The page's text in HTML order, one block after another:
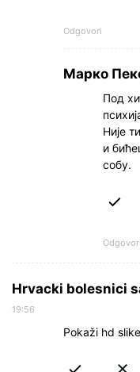
Odgovori
Марко
Под
Није
и
собу.
Odgovori
Hrvacki bolesnici
19:56
Pokaži hd